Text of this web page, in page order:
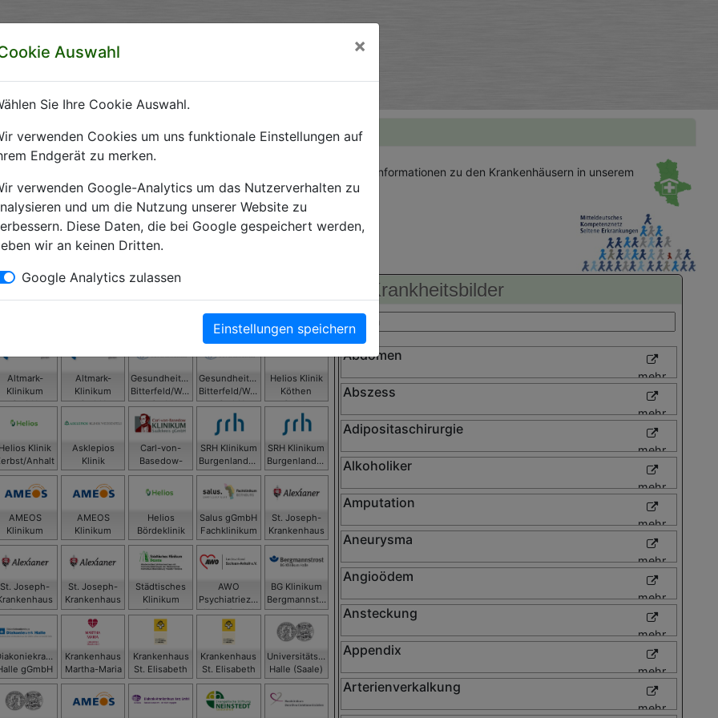
Sachsen-Anhalt
Sachsen-Anhalt e.V.
Sachsen-Anhalts
Sachsen-Anhalt. Hier finden Sie alle wichtigen
Informationen zu den Krankenhäusern in unserem
Kliniken
Altmark-
Klinikum
gGmbH -
Gardelegen
Altmark-
Klinikum
gGmbH -
Gesundheitszentrum
Bitterfeld/Wolfen
gGmbH
Gesundheitszentrum
Bitterfeld/Wolfen
gGmbH
Helios Klinik
Köthen
GmbH
Helios Klinik
Anhalt
Asklepios
Klinik
Weißenfels
Carl-von-
Basedow-
Klinikum
Saalekreis
gGmbH
SRH Klinikum
Burgenlandkreis
GmbH,
Klinikum
Naumburg
SRH Klinikum
Burgenlandkreis
GmbH, SRH
Klinikum
Zeitz
AMEOS
Klinikum
AMEOS
Klinikum
Haldensleben
GmbH
Helios
Bördeklinik
Salus gGmbH
Fachklinikum
Bernburg
St. Joseph-
Krankenhaus
Dessau
St. Joseph-
Dessau
St. Joseph-
Krankenhaus
Dessau
Städtisches
Klinikum
Dessau
AWO
Psychiatriezentrum
Halle GmbH
BG Klinikum
Bergmannstrost
Halle
gGmbH
Krankenhaus
Martha-Maria
Halle-Dölau
Krankenhaus
St. Elisabeth
und St.
Barbara Halle
(Saale) GmbH
Krankenhaus
St. Elisabeth
und St.
Barbara Halle
(Saale) GmbH
Universitätsklinikum
Halle (Saale)
Krankheitsbilder
Abdomen
mehr
Abszess
mehr
Adipositaschirurgie
mehr
Alkoholiker
mehr
Amputation
mehr
Aneurysma
mehr
Angioödem
mehr
Ansteckung
mehr
Appendix
mehr
Arterienverkalkung
mehr
Auswahl ×
Sie Ihre Cookie Auswahl.
verwenden Cookies um uns funktionale Einstellungen auf
Endgerät zu merken.
verwenden Google-Analytics um das Nutzerverhalten zu
und um die Nutzung unserer Website zu
Diese Daten, die bei Google gespeichert werden,
wir an keinen Dritten.
Google Analytics zulassen
Einstellungen speichern